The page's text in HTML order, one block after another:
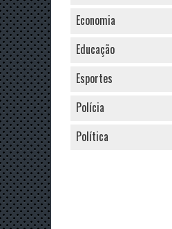
Economia
Educação
Esportes
Polícia
Política